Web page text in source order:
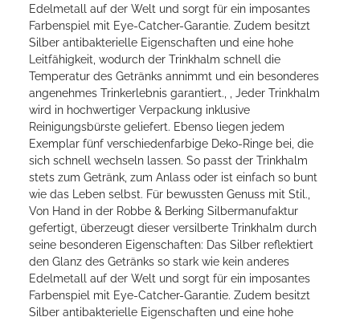
Edelmetall auf der Welt und sorgt für ein imposantes
Farbenspiel mit Eye-Catcher-Garantie. Zudem besitzt
Silber antibakterielle Eigenschaften und eine hohe
Leitfähigkeit, wodurch der Trinkhalm schnell die
Temperatur des Getränks annimmt und ein besonderes
angenehmes Trinkerlebnis garantiert., , Jeder Trinkhalm
wird in hochwertiger Verpackung inklusive
Reinigungsbürste geliefert. Ebenso liegen jedem
Exemplar fünf verschiedenfarbige Deko-Ringe bei, die
sich schnell wechseln lassen. So passt der Trinkhalm
stets zum Getränk, zum Anlass oder ist einfach so bunt
wie das Leben selbst. Für bewussten Genuss mit Stil.,
Von Hand in der Robbe & Berking Silbermanufaktur
gefertigt, überzeugt dieser versilberte Trinkhalm durch
seine besonderen Eigenschaften: Das Silber reflektiert
den Glanz des Getränks so stark wie kein anderes
Edelmetall auf der Welt und sorgt für ein imposantes
Farbenspiel mit Eye-Catcher-Garantie. Zudem besitzt
Silber antibakterielle Eigenschaften und eine hohe